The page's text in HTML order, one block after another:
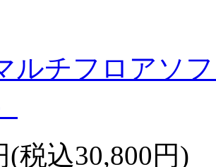
ルチフロアソ
(税込30,800円)